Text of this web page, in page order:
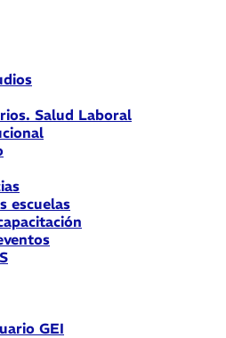
Salud Laboral
escuelas
GEI